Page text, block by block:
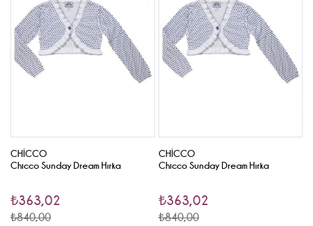
CHICCO
Chicco Sunday Dream Hırka
₺363,02
₺840,00
CHICCO
Chicco Sunday Dream Hırka
₺363,02
₺840,00